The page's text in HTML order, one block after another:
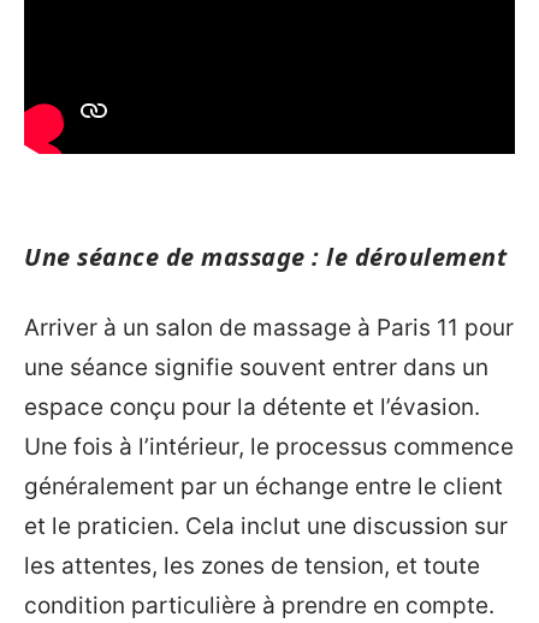
Une séance de massage : le déroulement
Arriver à un salon de massage à Paris 11 pour
une séance signifie souvent entrer dans un
espace conçu pour la détente et l’évasion.
Une fois à l’intérieur, le processus commence
généralement par un échange entre le client
et le praticien. Cela inclut une discussion sur
les attentes, les zones de tension, et toute
condition particulière à prendre en compte.